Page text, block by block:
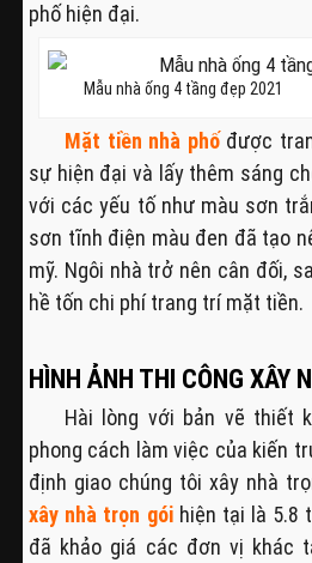
phố hiện đại.
Mẫu nhà ống 4 tầng đẹp 2021
Mặt tiền nhà phốđược
sự hiện đại và lấy thêm sáng
với các yếu tố như màu sơn
sơn tĩnh điện màu đen đã tạo
mỹ. Ngôi nhà trở nên cân đối,
hề tốn chi phí trang trí mặt tiền.
HÌNH ẢNH THI CÔNG XÂY
Hài lòng với bản vẽ thiết
phong cách làm việc của kiến
định giao chúng tôi xây nhà
xây nhà trọn góihiện tại là 5.8
đã khảo giá các đơn vị khác